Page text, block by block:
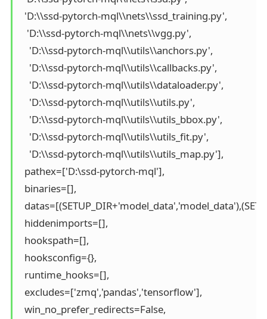
  'D:\\ssd-pytorch-mql\\nets\\ssd_training.py',
   'D:\\ssd-pytorch-mql\\nets\\vgg.py',
    'D:\\ssd-pytorch-mql\\utils\\anchors.py',
    'D:\\ssd-pytorch-mql\\utils\\callbacks.py',
    'D:\\ssd-pytorch-mql\\utils\\dataloader.py',
    'D:\\ssd-pytorch-mql\\utils\\utils.py',
    'D:\\ssd-pytorch-mql\\utils\\utils_bbox.py',
    'D:\\ssd-pytorch-mql\\utils\\utils_fit.py',
    'D:\\ssd-pytorch-mql\\utils\\utils_map.py'],
  pathex=['D:\ssd-pytorch-mql'],
  binaries=[],
  hiddenimports=[],
  hookspath=[],
  hooksconfig={},
  runtime_hooks=[],
  excludes=['zmq','pandas','tensorflow'],
  win_no_prefer_redirects=False,